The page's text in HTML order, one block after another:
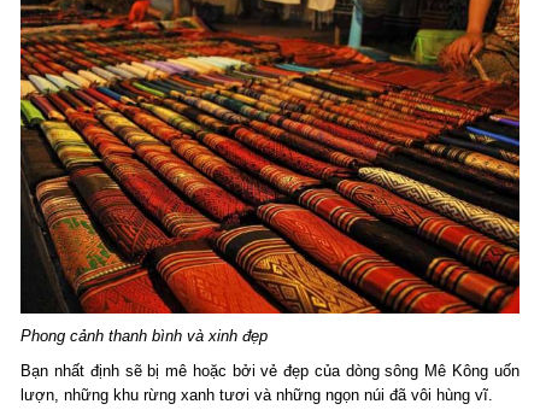
Phong cảnh thanh bình và xinh đẹp
Bạn nhất định sẽ bị mê hoặc bởi vẻ đẹp của dòng sông Mê Kông uốn
lượn, những khu rừng xanh tươi và những ngọn núi đã vôi hùng vĩ.